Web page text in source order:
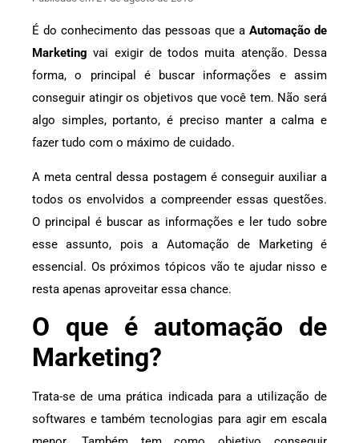
É do conhecimento das pessoas que a Automação de
Marketing vai exigir de todos muita atenção. Dessa
forma, o principal é buscar informações e assim
conseguir atingir os objetivos que você tem. Não será
algo simples, portanto, é preciso manter a calma e
fazer tudo com o máximo de cuidado.
A meta central dessa postagem é conseguir auxiliar a
todos os envolvidos a compreender essas questões.
O principal é buscar as informações e ler tudo sobre
esse assunto, pois a Automação de Marketing é
essencial. Os próximos tópicos vão te ajudar nisso e
resta apenas aproveitar essa chance.
O que é automação de
Marketing?
Trata-se de uma prática indicada para a utilização de
softwares e também tecnologias para agir em escala